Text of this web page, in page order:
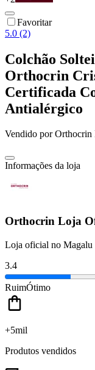
Favoritar
5.0 (2)
Colchão
Orthocrin
Certificada
Antialérgico
Vendido por
Informações da loja
Orthocrin Loja
Loja oficial no Magalu
3.4
RuimÓtimo
+5mil
Produtos vendidos